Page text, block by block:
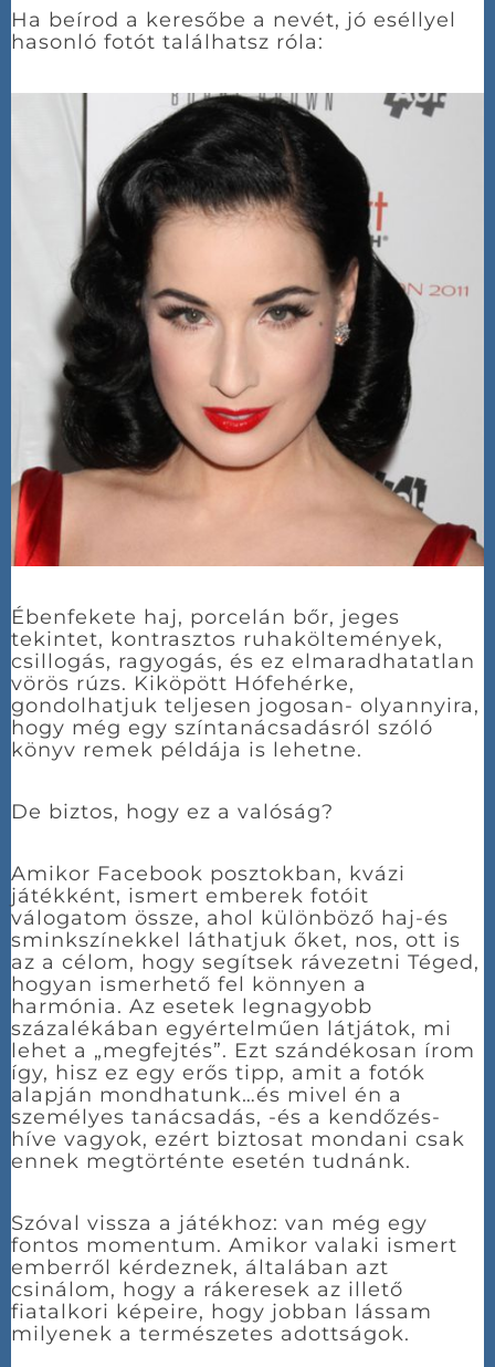
Ha beírod a keresőbe a nevét, jó eséllyel
hasonló fotót találhatsz róla:
Ébenfekete haj, porcelán bőr, jeges
tekintet, kontrasztos ruhaköltemények,
csillogás, ragyogás, és ez elmaradhatatlan
vörös rúzs. Kiköpött Hófehérke,
gondolhatjuk teljesen jogosan- olyannyira,
hogy még egy színtanácsadásról szóló
könyv remek példája is lehetne.
De biztos, hogy ez a valóság?
Amikor Facebook posztokban, kvázi
játékként, ismert emberek fotóit
válogatom össze, ahol különböző haj-és
sminkszínekkel láthatjuk őket, nos, ott is
az a célom, hogy segítsek rávezetni Téged,
hogyan ismerhető fel könnyen a
harmónia. Az esetek legnagyobb
százalékában egyértelműen látjátok, mi
lehet a „megfejtés”. Ezt szándékosan írom
így, hisz ez egy erős tipp, amit a fotók
alapján mondhatunk…és mivel én a
személyes tanácsadás, -és a kendőzés-
híve vagyok, ezért biztosat mondani csak
ennek megtörténte esetén tudnánk.
Szóval vissza a játékhoz: van még egy
fontos momentum. Amikor valaki ismert
emberről kérdeznek, általában azt
csinálom, hogy a rákeresek az illető
fiatalkori képeire, hogy jobban lássam
milyenek a természetes adottságok.